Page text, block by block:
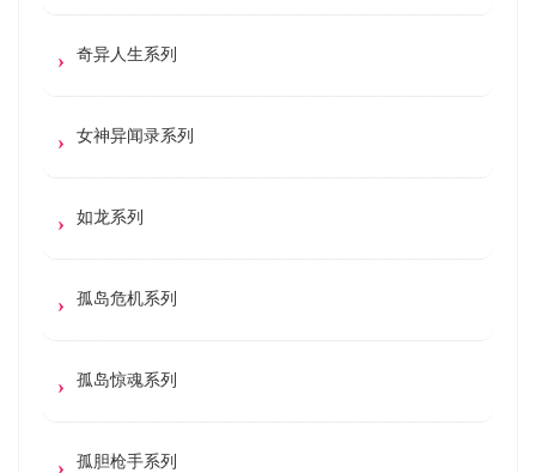
奇异人生系列
女神异闻录系列
如龙系列
孤岛危机系列
孤岛惊魂系列
孤胆枪手系列